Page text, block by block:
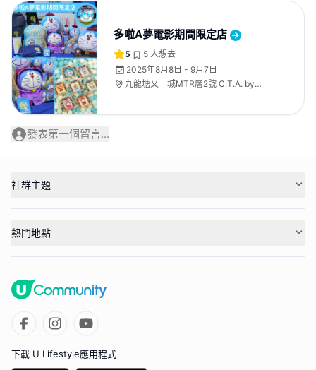
多啦A夢電影期間限定店
5 5 人想去
2025年8月8日 - 9月7日
九龍塘又一城MTR層2號 C.T.A. by
發表第一個留言...
社群主題
熱門地點
下載 U Lifestyle應用程式